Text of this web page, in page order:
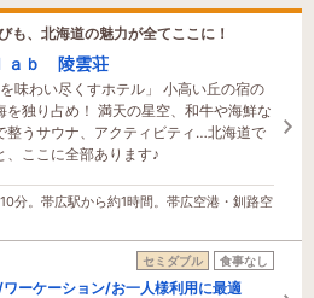
も、北海道の魅力が全てここに！
ａｂ 陵雲荘
を味わい尽くすホテル」 小高い丘の宿の
を独り占め！ 満天の星空、和牛や海鮮な
整うサウナ、アクティビティ…北海道で
、ここに全部あります♪
分。帯広駅から約1時間。帯広空港・釧路空
セミダブル 食事なし
ーケーション/お一人様利用に最適